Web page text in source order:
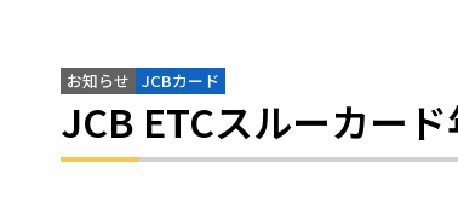
お知らせ JCBカード
JCB ETCスルーカー